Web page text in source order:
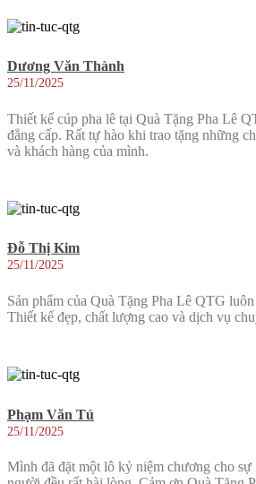
Dương Văn Thành
25/11/2025
Thiết kế cúp pha lê tại Quà Tặng Pha Lê
đẳng cấp. Rất tự hào khi trao tặng những
và khách hàng của mình.
Đỗ Thị Kim
25/11/2025
Sản phẩm của Quà Tặng Pha Lê QTG
Thiết kế đẹp, chất lượng cao và dịch vụ
Phạm Văn Tú
25/11/2025
Mình đã đặt một lô kỷ niệm chương cho